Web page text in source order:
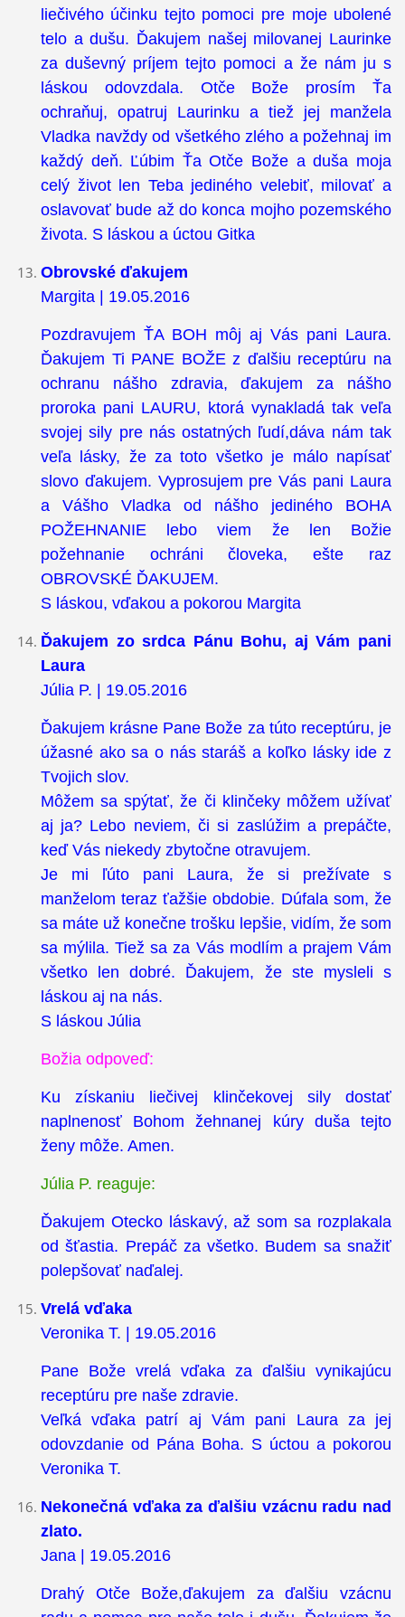
liečivého účinku tejto pomoci pre moje ubolené
telo a dušu. Ďakujem našej milovanej Laurinke
za duševný príjem tejto pomoci a že nám ju s
láskou odovzdala. Otče Bože prosím Ťa
ochraňuj, opatruj Laurinku a tiež jej manžela
Vladka navždy od všetkého zlého a požehnaj im
každý deň. Ľúbim Ťa Otče Bože a duša moja
celý život len Teba jediného velebiť, milovať a
oslavovať bude až do konca mojho pozemského
života. S láskou a úctou Gitka
Obrovské ďakujem
Margita | 19.05.2016
Pozdravujem ŤA BOH môj aj Vás pani Laura.
Ďakujem Ti PANE BOŽE z ďalšiu receptúru na
ochranu nášho zdravia, ďakujem za nášho
proroka pani LAURU, ktorá vynakladá tak veľa
svojej sily pre nás ostatných ľudí,dáva nám tak
veľa lásky, že za toto všetko je málo napísať
slovo ďakujem. Vyprosujem pre Vás pani Laura
a Vášho Vladka od nášho jediného BOHA
POŽEHNANIE lebo viem že len Božie
požehnanie ochráni človeka, ešte raz
OBROVSKÉ ĎAKUJEM.
S láskou, vďakou a pokorou Margita
Ďakujem zo srdca Pánu Bohu, aj Vám pani
Laura
Júlia P. | 19.05.2016
Ďakujem krásne Pane Bože za túto receptúru, je
úžasné ako sa o nás staráš a koľko lásky ide z
Tvojich slov.
Môžem sa spýtať, že či klinčeky môžem užívať
aj ja? Lebo neviem, či si zaslúžim a prepáčte,
keď Vás niekedy zbytočne otravujem.
Je mi ľúto pani Laura, že si prežívate s
manželom teraz ťažšie obdobie. Dúfala som, že
sa máte už konečne trošku lepšie, vidím, že som
sa mýlila. Tiež sa za Vás modlím a prajem Vám
všetko len dobré. Ďakujem, že ste mysleli s
láskou aj na nás.
S láskou Júlia
Božia odpoveď:
Ku získaniu liečivej klinčekovej sily dostať
naplnenosť Bohom žehnanej kúry duša tejto
ženy môže. Amen.
Júlia P. reaguje:
Ďakujem Otecko láskavý, až som sa rozplakala
od šťastia. Prepáč za všetko. Budem sa snažiť
polepšovať naďalej.
Vrelá vďaka
Veronika T. | 19.05.2016
Pane Bože vrelá vďaka za ďalšiu vynikajúcu
receptúru pre naše zdravie.
Veľká vďaka patrí aj Vám pani Laura za jej
odovzdanie od Pána Boha. S úctou a pokorou
Veronika T.
Nekonečná vďaka za ďalšiu vzácnu radu nad
zlato.
Jana | 19.05.2016
Drahý Otče Bože,ďakujem za ďalšiu vzácnu